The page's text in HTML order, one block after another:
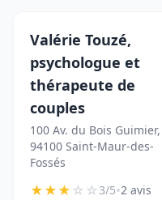
Valérie Touzé,
psychologue et
thérapeute de
couples
100 Av. du Bois Guimier,
94100 Saint-Maur-des-
Fossés
★★★☆☆3/5•2 avis